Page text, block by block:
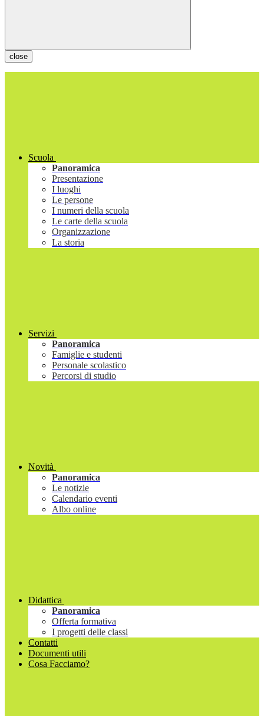
close
Scuola
Panoramica
Presentazione
I luoghi
Le persone
I numeri della scuola
Le carte della scuola
Organizzazione
La storia
Servizi
Panoramica
Famiglie e studenti
Personale scolastico
Percorsi di studio
Novità
Panoramica
Le notizie
Calendario eventi
Albo online
Didattica
Panoramica
Offerta formativa
I progetti delle classi
Contatti
Documenti utili
Cosa Facciamo?